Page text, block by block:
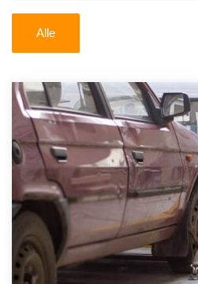
U kunt er ook voor kiezen om
verkopen en op te laten halen
Ophaaldienst van
auto gratis ophalen in De
contact op of maak een
direct een tweedehands auto
aanvragen? Dat kan via de
kenteken in en druk op
Wij kunnen u helpen met de
Alle